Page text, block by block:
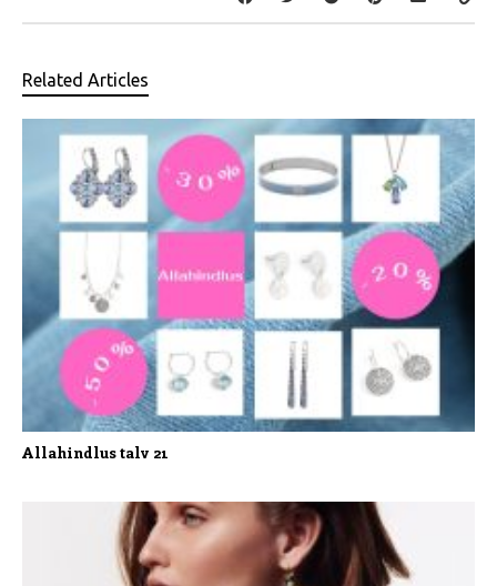
Related Articles
Allahindlus talv 21